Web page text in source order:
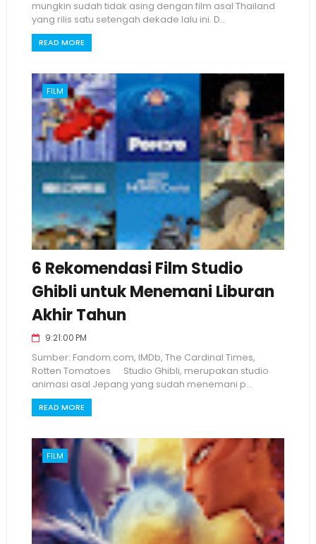
mungkin sudah tidak asing dengan film asal Thailand
yang rilis satu setengah dekade lalu ini. D...
READ MORE
FILM
6 Rekomendasi Film Studio
Ghibli untuk Menemani Liburan
Akhir Tahun
9:21:00 PM
Sumber: Fandom.com, IMDb, The Cardinal Times,
Rotten Tomatoes Studio Ghibli, merupakan studio
animasi asal Jepang yang sudah menemani p...
READ MORE
FILM